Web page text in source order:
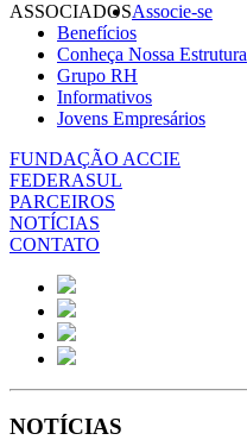
ASSOCIADOSAssocie-se
Benefícios
Conheça Nossa Estrutura
Grupo RH
Informativos
Jovens Empresários
FUNDAÇÃO ACCIE
FEDERASUL
PARCEIROS
NOTÍCIAS
CONTATO
NOTÍCIAS